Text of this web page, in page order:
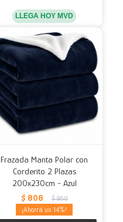
LLEGA HOY MVD
Frazada Manta Polar con
Corderito 2 Plazas
200x230cm - Azul
$ 808 $ 950
14